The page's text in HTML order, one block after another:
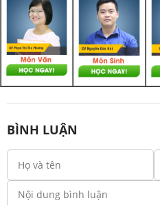
BÌNH LUẬN